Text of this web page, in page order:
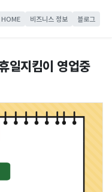
HOME 비즈니스 정보 블로그
일지킴이 영업중